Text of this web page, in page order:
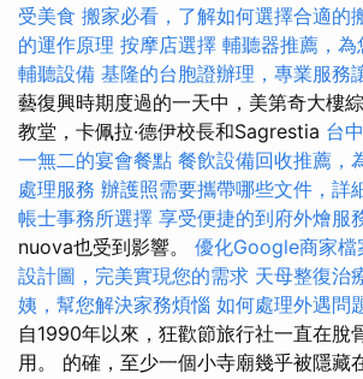
受美食 搬家必看，了解如何選擇合適的
的運作原理 按摩店選擇 輔聽器推薦，
輔聽設備 基隆的台胞證辦理，專業服務
藝復興時期度過的一天中，美第奇大樓
教堂，卡佩拉·德伊校長和Sagrestia 台
一無二的宴會餐點 餐飲設備回收推薦，
處理服務 辦護照需要攜帶哪些文件，詳
帳士事務所選擇 享受便捷的到府外燴服
nuova也受到影響。 優化Google商家檔
設計圖，完美實現您的需求 天母整復治
姨，幫您解決家務煩惱 如何處理外遇問
自1990年以來，狂歡節旅行社一直在脫
用。 的確，至少一個小寺廟幾乎被隱藏